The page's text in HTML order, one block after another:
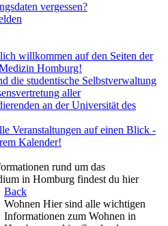
vergessen?
willkommen auf den Seiten der
Homburg!
die studentische Selbstverwaltung
aller
an der Universität des
Veranstaltungen auf einen Blick -
Kalender!
rund um das
in Homburg findest du hier
Back
Wohnen Hier sind alle wichtigen
Informationen zum Wohnen in